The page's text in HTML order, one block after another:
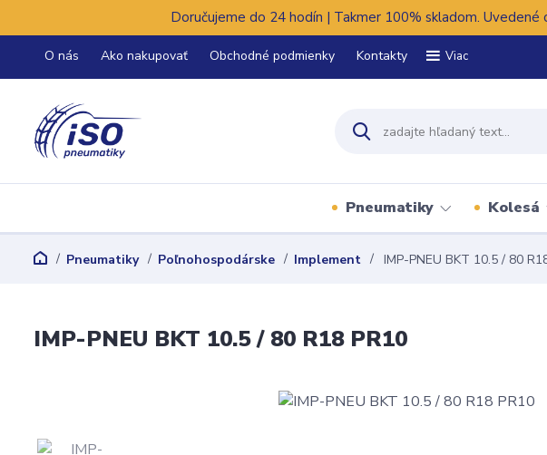
Doručujeme do 24 hodín | Takmer 100% skladom.
O nás Ako nakupovať Obchodné podmienky Kontakty Viac
Pneumatiky Kolesá
Pneumatiky Poľnohospodárske Implement IMP-PNEU BKT 10.5 / 80
IMP-PNEU BKT 10.5 / 80 R18 PR10